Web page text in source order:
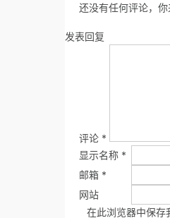
还没有任何评论，
发表回复
评论 *
显示名称 *
邮箱 *
网站
在此浏览器中保存